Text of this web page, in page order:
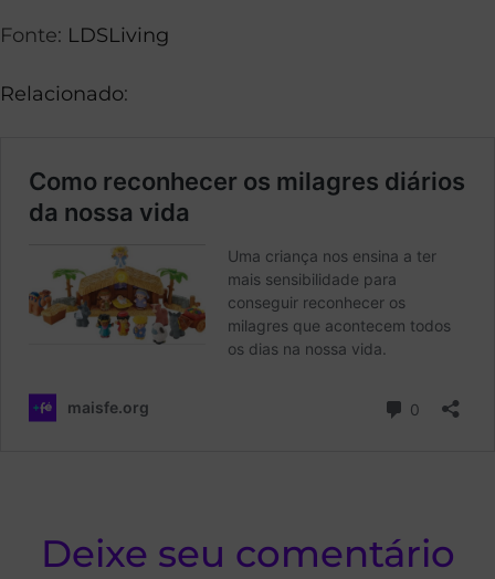
Fonte: LDSLiving
Relacionado:
Deixe seu comentário